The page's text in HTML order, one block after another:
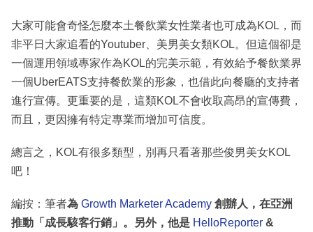
大家可能會奇怪怎麼本土餐飲業女性業者也可成為KOL，而
非平日大家追看的Youtuber、美男美女類KOL。但這個卻是
一個運用領域專家作為KOL的完美示範，有效給予餐飲業界
一個UberEATS支持餐飲業的形象，也借此向餐廳的支持者
進行宣傳。更重要的是，這類KOL不會收取高昂的宣傳費，
而且，更因擁有特定專業而增加可信度。
總言之，KOL有很多類型，別再只看著那些俊男美女KOL
吧！
編按：筆者為 Growth Marketer Academy 創辦人，在亞洲
推動「成長駭客行銷」。另外，他是 HelloReporter &